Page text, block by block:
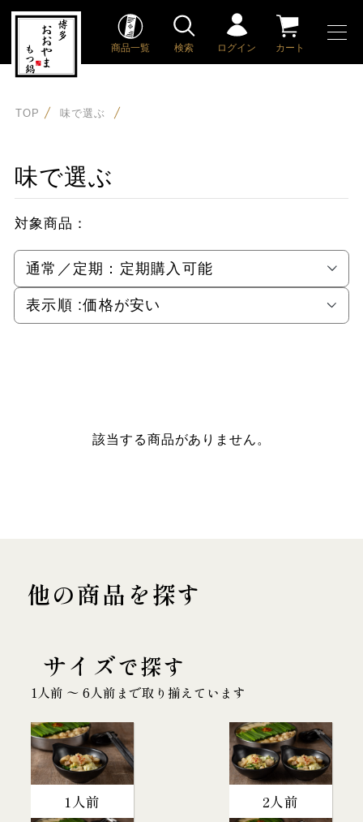
商品一覧 検索 ログイン カート
TOP 味で選ぶ
味で選ぶ
対象商品：
通常／定期： 定期購入可能
表示順 :価格が安い
該当する商品がありません。
他の商品を探す
サイズで探す
1人前 〜 6人前まで取り揃えています
1人前 2人前